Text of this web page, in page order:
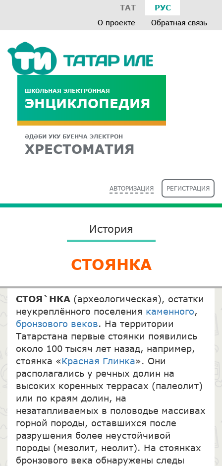
ТАТ РУС
О проекте Обратная связь
ШКОЛЬНАЯ ЭЛЕКТРОННАЯ
ЭНЦИКЛОПЕДИЯ
ӘДӘБИ УКУ БУЕНЧА ЭЛЕКТРОН
ХРЕСТОМАТИЯ
АВТОРИЗАЦИЯ РЕГИСТРАЦИЯ
История
СТОЯНКА
СТОЯ`НКА (археологическая), остатки
неукреплённого поселения каменного,
бронзового веков. На территории
Татарстана первые стоянки появились
около 100 тысяч лет назад, например,
стоянка «Красная Глинка». Они
располагались у речных долин на
высоких коренных террасах (палеолит)
или по краям долин, на
незатапливаемых в половодье массивах
горной породы, оставшихся после
разрушения более неустойчивой
породы (мезолит, неолит). На стоянках
бронзового века обнаружены следы